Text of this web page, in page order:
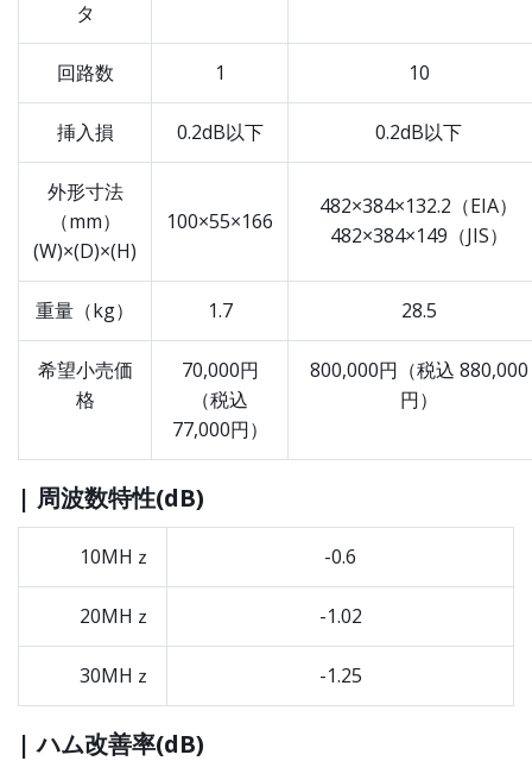
タ
回路数 1 10
挿入損 0.2dB以下 0.2dB以下
外形寸法
（mm）
(W)×(D)×(H)
100×55×166
482×384×132.2（EIA）
482×384×149（JIS）
重量（kg） 1.7 28.5
希望小売価
格
70,000円
（税込
77,000円）
800,000円（税込 880,000
円）
| 周波数特性(dB)
10MHｚ -0.6
20MHｚ -1.02
30MHｚ -1.25
| ハム改善率(dB)